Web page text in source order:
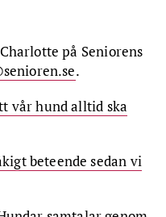
på Seniorens
.
vår hund alltid ska
beteende sedan vi